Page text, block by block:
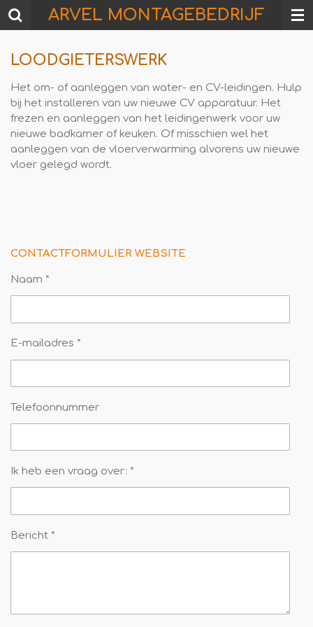
Ga
direct
ARVEL MONTAGEBEDRIJF
LOODGIETERSWERK
Het om- of aanleggen van water- en CV-leidingen. Hulp
bij het installeren van uw nieuwe CV apparatuur. Het
frezen en aanleggen van het leidingenwerk voor uw
nieuwe badkamer of keuken. Of misschien wel het
aanleggen van de vloerverwarming alvorens uw nieuwe
vloer gelegd wordt.
CONTACTFORMULIER WEBSITE
Naam *
E-mailadres *
Telefoonnummer
Ik heb een vraag over: *
Bericht *